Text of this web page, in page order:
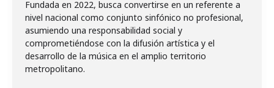
Fundada en 2022, busca convertirse en un referente a
nivel nacional como conjunto sinfónico no profesional,
asumiendo una responsabilidad social y
comprometiéndose con la difusión artística y el
desarrollo de la música en el amplio territorio
metropolitano.